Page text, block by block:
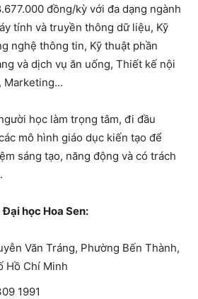
đồng/kỳ với đa dạng ngành
tính và truyền thông dữ liệu, Kỹ
nghệ thông tin, Kỹ thuật phần
và dịch vụ ăn uống, Thiết kế nội
Marketing…
học làm trọng tâm, đi đầu
mô hình giáo dục kiến tạo để
sáng tạo, năng động và có trách
học Hoa Sen:
Văn Tráng, Phường Bến Thành,
Hồ Chí Minh
1991